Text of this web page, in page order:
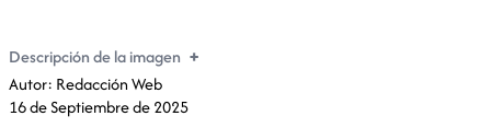
Descripción de la imagen
Autor: Redacción Web
16 de Septiembre de 2025